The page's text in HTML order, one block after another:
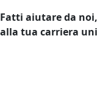
Fatti aiutare da
alla tua carriera